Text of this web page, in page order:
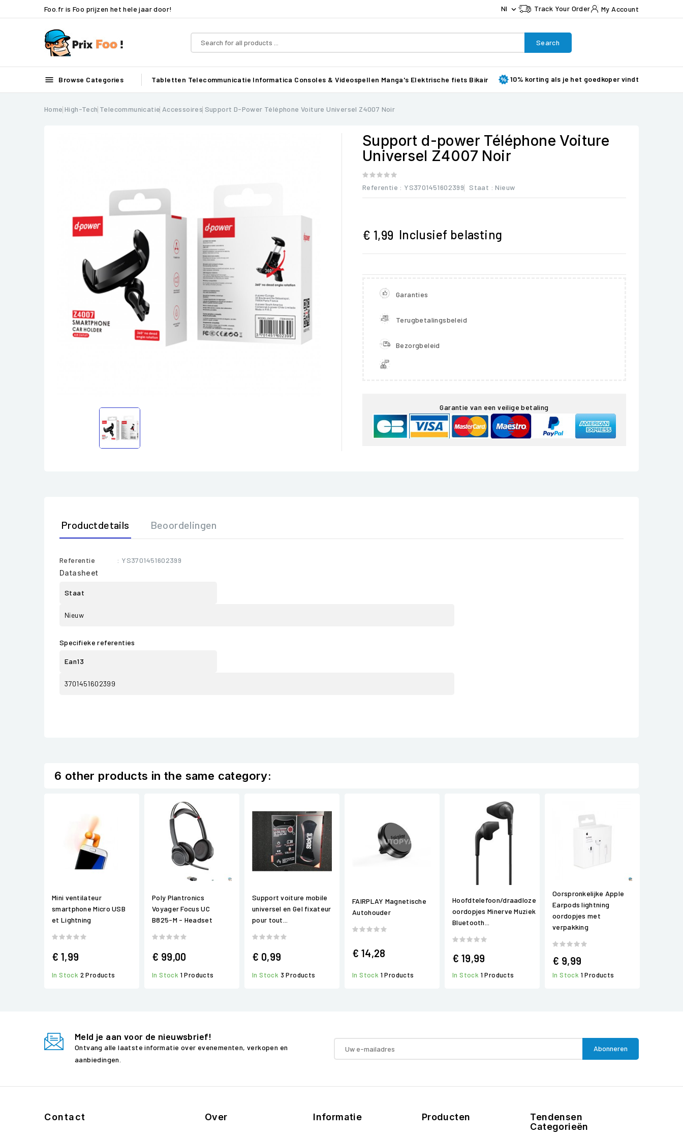
Foo.fr is Foo prijzen het hele jaar door! Nl  Track Your Order My Account
Search
 Browse Categories Tabletten Telecommunicatie Informatica Consoles & Videospellen Manga's Elektrische fiets Bikair 10% korting als je het goedkoper vindt
Home High-Tech Telecommunicatie Accessoires Support D-Power Téléphone Voiture Universel Z4007 Noir
Support d-power Téléphone Voiture
Universel Z4007 Noir
Referentie : YS3701451602399 Staat : Nieuw
€ 1,99 Inclusief belasting
Garanties
Terugbetalingsbeleid
Bezorgbeleid
Garantie van een veilige betaling
Productdetails Beoordelingen
Referentie
: YS3701451602399
Datasheet
Staat
Nieuw
Specifieke referenties
Ean13
3701451602399
6 other products in the same category:
Mini ventilateur
smartphone Micro USB
et Lightning
€ 1,99
In Stock 2 Products
Poly Plantronics
Voyager Focus UC
B825-M - Headset
€ 99,00
In Stock 1 Products
Support voiture mobile
universel en Gel fixateur
pour tout...
€ 0,99
In Stock 3 Products
FAIRPLAY Magnetische
Autohouder
€ 14,28
In Stock 1 Products
Hoofdtelefoon/draadloze
oordopjes Minerve Muziek
Bluetooth...
€ 19,99
In Stock 1 Products
Oorspronkelijke Apple
Earpods lightning
oordopjes met
verpakking
€ 9,99
In Stock 1 Products
Meld je aan voor de nieuwsbrief!
Ontvang alle laatste informatie over evenementen, verkopen en
aanbiedingen.
Contact Over Informatie Producten
Tendensen
Categorieën